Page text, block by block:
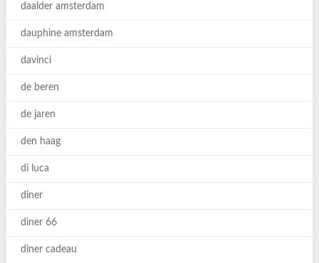
daalder amsterdam
dauphine amsterdam
davinci
de beren
de jaren
den haag
di luca
diner
diner 66
diner cadeau